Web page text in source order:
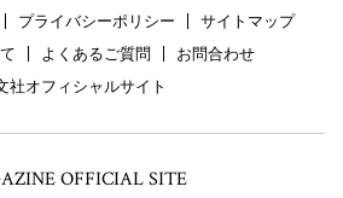
プライバシーポリシー
サイトマップ
よくあるご質問
お問合わせ
社オフィシャルサイト
OFFICIAL SITE